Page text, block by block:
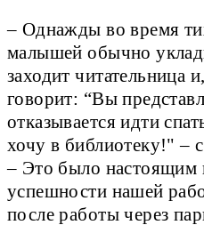
– Однажды во время
малышей обычно
заходит читательница
говорит: “Вы
отказывается идти
хочу в библиотеку!" –
– Это было настоящим
успешности нашей
после работы через